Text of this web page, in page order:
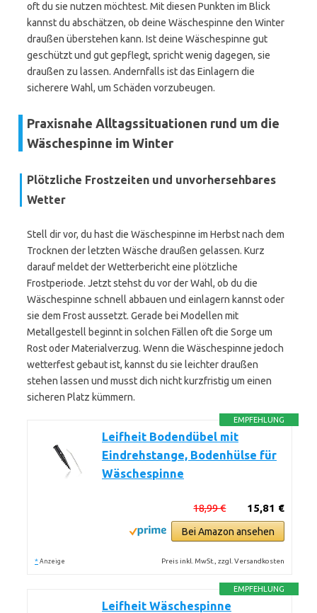
oft du sie nutzen möchtest. Mit diesen Punkten im Blick
kannst du abschätzen, ob deine Wäschespinne den Winter
draußen überstehen kann. Ist deine Wäschespinne gut
geschützt und gut gepflegt, spricht wenig dagegen, sie
draußen zu lassen. Andernfalls ist das Einlagern die
sicherere Wahl, um Schäden vorzubeugen.
Praxisnahe Alltagssituationen rund um die
Wäschespinne im Winter
Plötzliche Frostzeiten und unvorhersehbares
Wetter
Stell dir vor, du hast die Wäschespinne im Herbst nach dem
Trocknen der letzten Wäsche draußen gelassen. Kurz
darauf meldet der Wetterbericht eine plötzliche
Frostperiode. Jetzt stehst du vor der Wahl, ob du die
Wäschespinne schnell abbauen und einlagern kannst oder
sie dem Frost aussetzt. Gerade bei Modellen mit
Metallgestell beginnt in solchen Fällen oft die Sorge um
Rost oder Materialverzug. Wenn die Wäschespinne jedoch
wetterfest gebaut ist, kannst du sie leichter draußen
stehen lassen und musst dich nicht kurzfristig um einen
sicheren Platz kümmern.
EMPFEHLUNG
Leifheit Bodendübel mit
Eindrehstange, Bodenhülse für
Wäschespinne
15,81 €
18,99 €
Bei Amazon ansehen
* Anzeige Preis inkl. MwSt., zzgl. Versandkosten
EMPFEHLUNG
Leifheit Wäschespinne